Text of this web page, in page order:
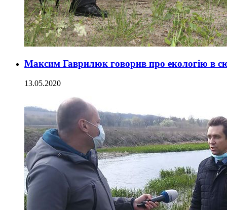
Максим Гаврилюк говорив про екологію в
13.05.2020